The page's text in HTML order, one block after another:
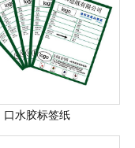
口水胶标签纸